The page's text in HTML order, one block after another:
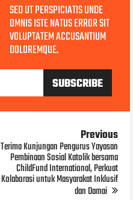
SED UT PERSPICIATIS UNDE
OMNIS ISTE NATUS ERROR SIT
VOLUPTATEM ACCUSANTIUM
DOLOREMQUE.
Previous
Terima Kunjungan Pengurus Yayasan
Pembinaan Sosial Katolik bersama
ChildFund International, Perkuat
Kolaborasi untuk Masyarakat Inklusif
dan Damai